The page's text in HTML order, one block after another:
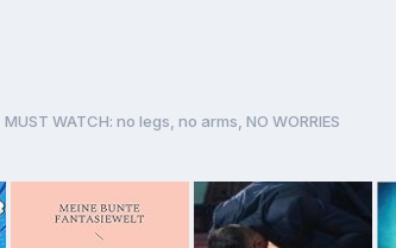
MUST WATCH: no legs, no arms, NO WORRIES